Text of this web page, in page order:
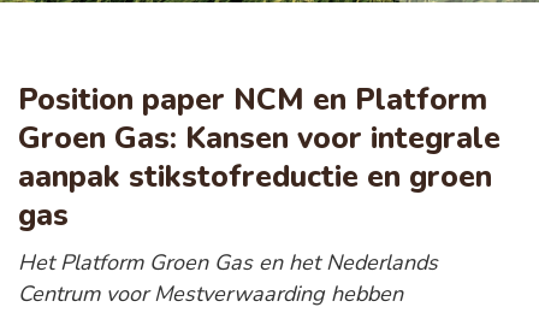
Position paper NCM en Platform
Groen Gas: Kansen voor integrale
aanpak stikstofreductie en groen
gas
Het Platform Groen Gas en het Nederlands
Centrum voor Mestverwaarding hebben